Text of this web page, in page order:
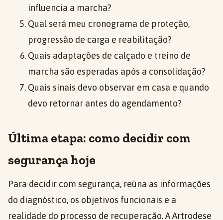
influencia a marcha?
Qual será meu cronograma de proteção,
progressão de carga e reabilitação?
Quais adaptações de calçado e treino de
marcha são esperadas após a consolidação?
Quais sinais devo observar em casa e quando
devo retornar antes do agendamento?
Última etapa: como decidir com
segurança hoje
Para decidir com segurança, reúna as informações
do diagnóstico, os objetivos funcionais e a
realidade do processo de recuperação. A Artrodese